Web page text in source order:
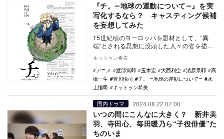
『チ。―地球の運動について―』を実
写化するなら？ キャスティング候補
を妄想してみた
15世紀頃のヨーロッパを題材として、“異
端”とされる思想に没頭した人々の姿を描き
出す物語『チ。―地球の運動について―』。
10月か…
キットゥン希美
アニメ
渡部篤郎 玉木宏 大西利空 清原果耶
高
橋一生
豊川悦司 チ。 ―地球の運動について―
水
上恒司
キットゥン希美
国内ドラマ 2024.08.22 07:00
いつの間にこんなに大きく？ 新井美
羽、寺田心、毎田暖乃ら“子役俳優”た
ちのいま